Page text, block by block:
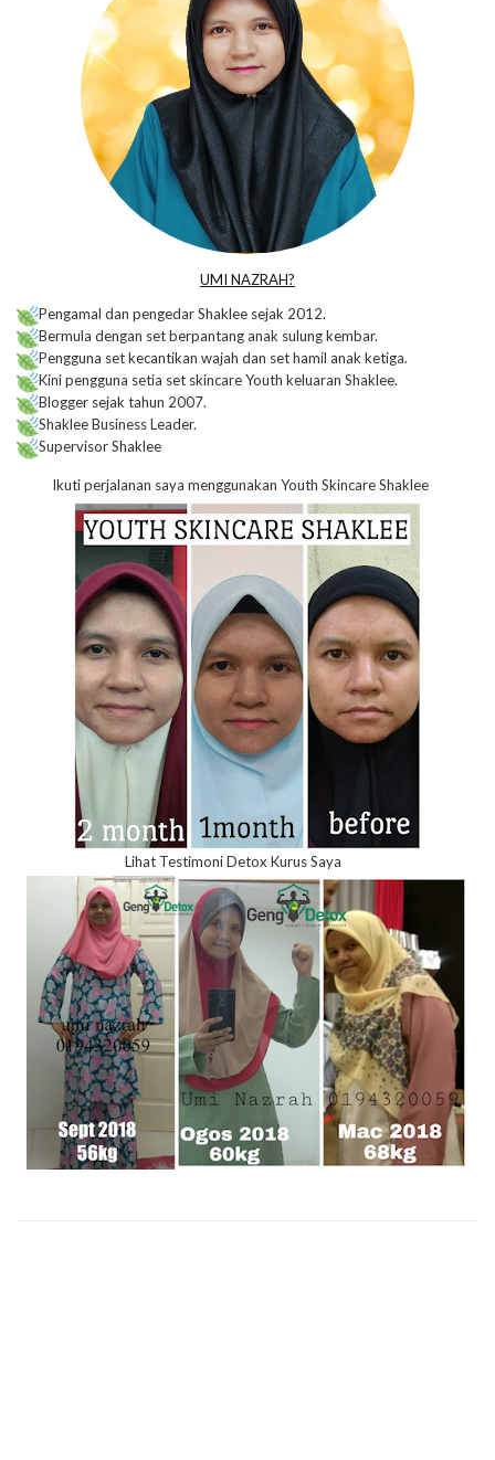
UMI NAZRAH?
Pengamal dan pengedar Shaklee sejak 2012.
Bermula dengan set berpantang anak sulung kembar.
Pengguna set kecantikan wajah dan set hamil anak ketiga.
Kini pengguna setia set skincare Youth keluaran Shaklee.
Blogger sejak tahun 2007.
Shaklee Business Leader.
Supervisor Shaklee
Ikuti perjalanan saya menggunakan Youth Skincare Shaklee
Lihat Testimoni Detox Kurus Saya